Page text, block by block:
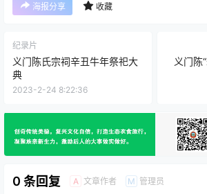
海报分享 收藏
纪录片
义门陈氏宗祠辛丑牛年祭祀大
典
2023-2-24 8:22:36
义门陈
0 条回复 A 文章作者 M 管理员